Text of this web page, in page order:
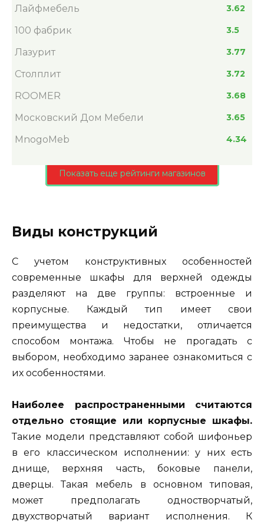
Лайфмебель 3.62
100 фабрик 3.5
Лазурит 3.77
Столплит 3.72
ROOMER 3.68
Московский Дом Мебели 3.65
MnogoMeb 4.34
Показать еще рейтинги магазинов
Виды конструкций
С учетом конструктивных особенностей
современные шкафы для верхней одежды
разделяют на две группы: встроенные и
корпусные. Каждый тип имеет свои
преимущества и недостатки, отличается
способом монтажа. Чтобы не прогадать с
выбором, необходимо заранее ознакомиться с
их особенностями.
Наиболее распространенными считаются
отдельно стоящие или корпусные шкафы.
Такие модели представляют собой шифоньер
в его классическом исполнении: у них есть
днище, верхняя часть, боковые панели,
дверцы. Такая мебель в основном типовая,
может предполагать одностворчатый,
двухстворчатый вариант исполнения. К